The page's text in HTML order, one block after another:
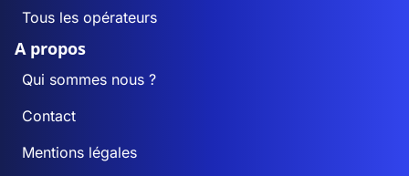
Tous les opérateurs
A propos
Qui sommes nous ?
Contact
Mentions légales